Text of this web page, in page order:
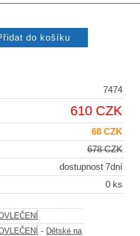
7474
610 CZK
68 CZK
678 CZK
dostupnost 7dní
0 ks
- Dětské na